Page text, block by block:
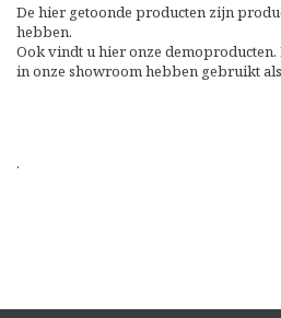
De hier getoonde producten zijn
hebben.
Ook vindt u hier onze
in onze showroom hebben gebruikt
.